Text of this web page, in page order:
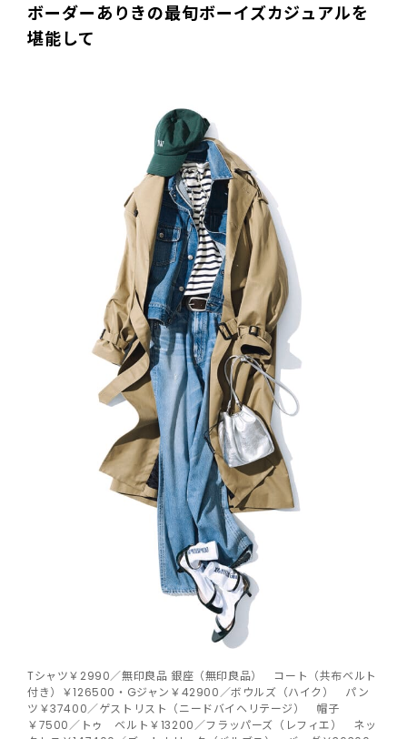
ボーダーありきの最旬ボーイズカジュアルを
堪能して
Tシャツ￥2990／無印良品 銀座（無印良品） コート（共布ベルト
付き）￥126500・Gジャン￥42900／ボウルズ（ハイク） パン
ツ￥37400／ゲストリスト（ニードバイヘリテージ） 帽子
￥7500／トゥ ベルト￥13200／フラッパーズ（レフィエ） ネッ